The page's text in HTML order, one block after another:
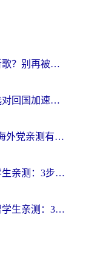
中国人在国外用什么软件听歌？别再被地域限制卡脖子，这篇教你轻松解锁国内音乐库
在海外听网易云总断连？选对回国加速器，告别地区限制和卡顿
国外可以用那个app听歌？海外党亲测有效的回国加速方案，轻松听国内音乐听书
海外怎么看央视直播？留学生亲测：3步解决版权限制+追剧自由
国外能用网易云音乐吗？留学生亲测：3步解决海外听歌难题